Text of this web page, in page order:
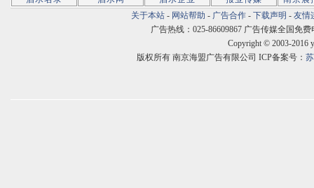
关于本站 - 网站帮助 - 广告合作 - 下载声明 - 友情
广告热线：025-86609867 广告传媒全国免费
Copyright © 2003-2016
版权所有 南京海盟广告有限公司 ICP备案号：